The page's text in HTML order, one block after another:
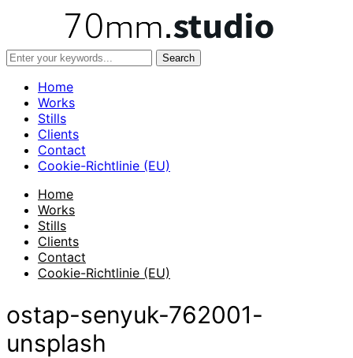
Home
Works
Stills
Clients
Contact
Cookie-Richtlinie (EU)
Home
Works
Stills
Clients
Contact
Cookie-Richtlinie (EU)
ostap-senyuk-762001-
unsplash